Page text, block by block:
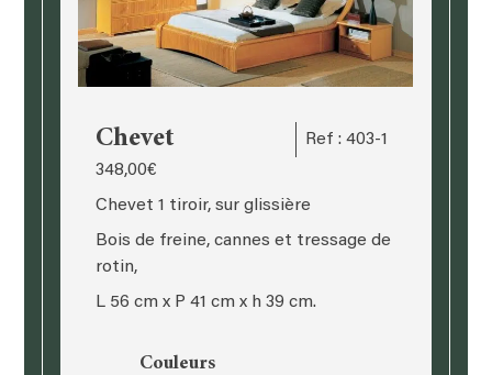
Chevet
Ref : 403-1
348,00€
Chevet 1 tiroir, sur glissière
Bois de freine, cannes et tressage de
rotin,
L 56 cm x P 41 cm x h 39 cm.
Couleurs